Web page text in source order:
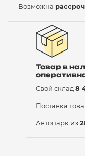
Возможна
Товар в
Свой склад 8
Поставка
Автопарк из